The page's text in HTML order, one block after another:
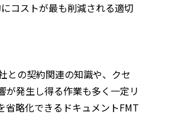
コストが最も削減される適切
との契約関連の知識や、クセ
発生し得る作業も多く一定リ
省略化できるドキュメントFMT